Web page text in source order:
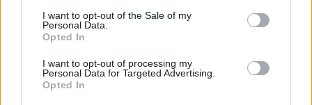
I want to opt-out of the Sale of my
Personal Data.
Opted In
I want to opt-out of processing my
Personal Data for Targeted Advertising.
Opted In
documenti
Date Maturità 2019: calendario Miur
giorni e prove